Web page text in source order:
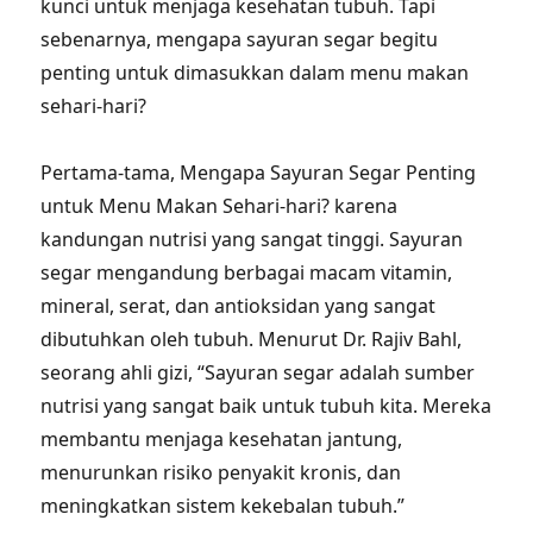
kunci untuk menjaga kesehatan tubuh. Tapi
sebenarnya, mengapa sayuran segar begitu
penting untuk dimasukkan dalam menu makan
sehari-hari?
Pertama-tama, Mengapa Sayuran Segar Penting
untuk Menu Makan Sehari-hari? karena
kandungan nutrisi yang sangat tinggi. Sayuran
segar mengandung berbagai macam vitamin,
mineral, serat, dan antioksidan yang sangat
dibutuhkan oleh tubuh. Menurut Dr. Rajiv Bahl,
seorang ahli gizi, “Sayuran segar adalah sumber
nutrisi yang sangat baik untuk tubuh kita. Mereka
membantu menjaga kesehatan jantung,
menurunkan risiko penyakit kronis, dan
meningkatkan sistem kekebalan tubuh.”